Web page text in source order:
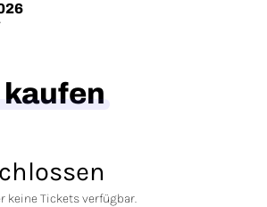
keine Tickets verfügbar.